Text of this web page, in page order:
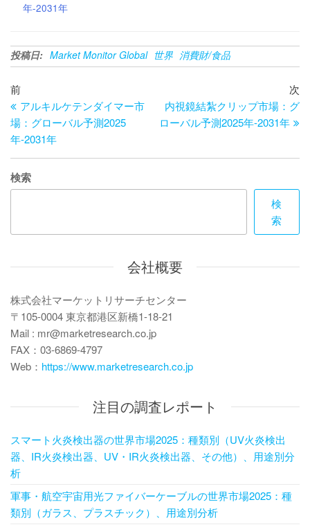
年-2031年
投稿日: Market Monitor Global 世界 消費財/食品
投
稿
ナ
ビ
ゲ
シ
ン
過
去
の
投
稿
前
アルキルケテンダイマー市
場：グローバル予測2025
年-2031年
の
次
内視鏡結紮クリップ市場：グ
ローバル予測2025年-2031年
検索
検
索
会社概要
株式会社マーケットリサーチセンター
〒105-0004 東京都港区新橋1-18-21
Mail : mr@marketresearch.co.jp
FAX：03-6869-4797
Web： https://www.marketresearch.co.jp
注目の調査レポート
スマート火炎検出器の世界市場2025：種類別（UV火炎検出
器、IR火炎検出器、UV・IR火炎検出器、その他）、用途別分
析
軍事・航空宇宙用光ファイバーケーブルの世界市場2025：種
類別（ガラス、プラスチック）、用途別分析